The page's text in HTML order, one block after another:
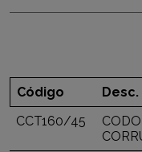
Código
Desc.
CCT160/45